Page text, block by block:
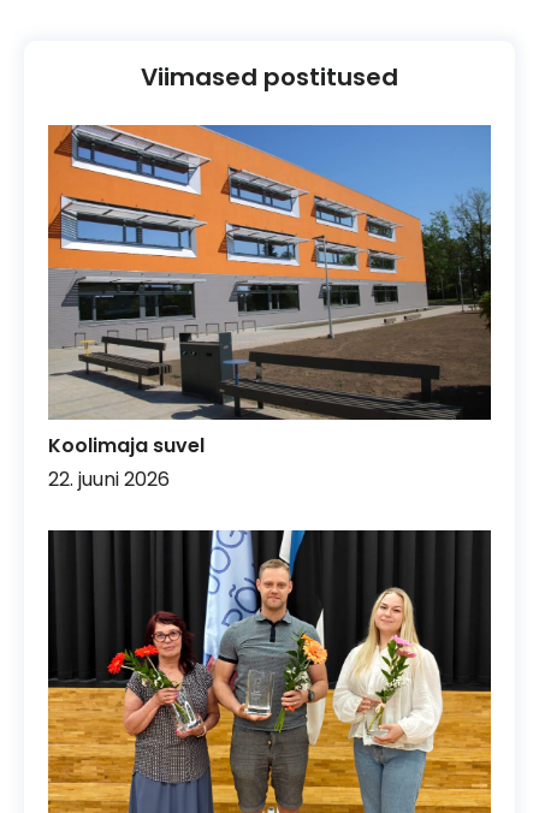
Viimased postitused
Koolimaja suvel
22. juuni 2026